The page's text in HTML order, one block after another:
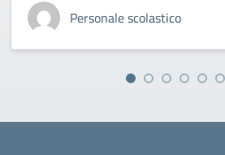
Personale scolastico